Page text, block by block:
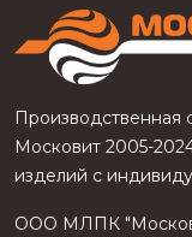
Производственная
Московит 2005-
изделий с
ООО МЛПК